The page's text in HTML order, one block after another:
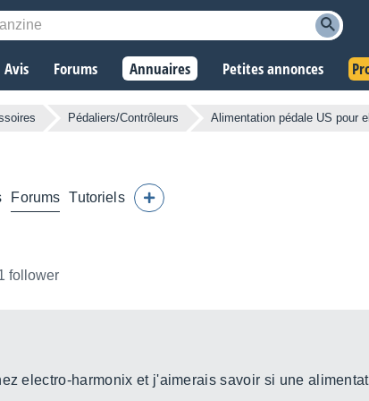
Avis Forums Annuaires Petites annonces
Pédaliers/Contrôleurs Alimentation pédale US pour
Forums Tutoriels
follower
electro-harmonix et j'aimerais savoir si une